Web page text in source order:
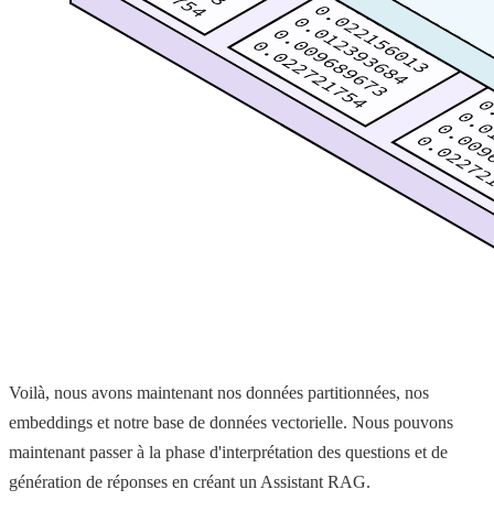
Voilà, nous avons maintenant nos données partitionnées, nos
embeddings et notre base de données vectorielle. Nous pouvons
maintenant passer à la phase d'interprétation des questions et de
génération de réponses en créant un Assistant RAG.